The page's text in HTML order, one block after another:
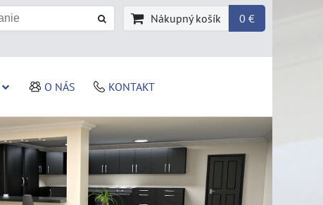
Nákupný košík 0 €
O NÁS KONTAKT